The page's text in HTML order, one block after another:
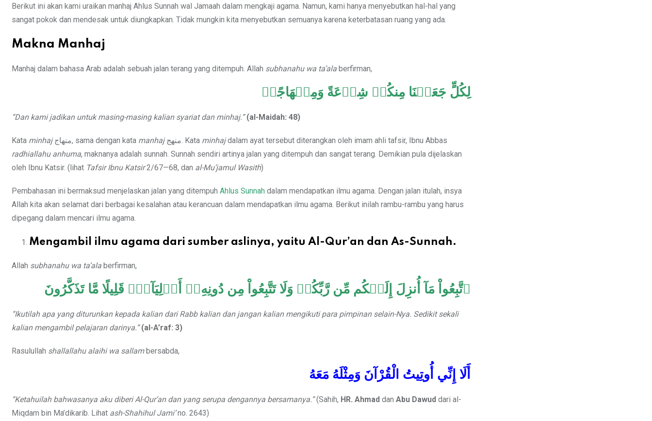
Berikut ini akan kami uraikan manhaj Ahlus Sunnah wal Jamaah dalam mengkaji agama. Namun, kami hanya menyebutkan hal-hal yang
sangat pokok dan mendesak untuk diungkapkan. Tidak mungkin kita menyebutkan semuanya karena keterbatasan ruang yang ada.
Makna Manhaj
Manhaj dalam bahasa Arab adalah sebuah jalan terang yang ditempuh. Allah subhanahu wa ta’ala berfirman,
لِكُلٍّ جَعَلۡنَا مِنكُمۡ شِرۡعَةً وَمِنۡهَاجًاۚ
“Dan kami jadikan untuk masing-masing kalian syariat dan minhaj.” (al-Maidah: 48)
Kata minhaj منهاج, sama dengan kata manhaj منهج. Kata minhajdalam ayat tersebut diterangkan oleh imam ahli tafsir, Ibnu Abbas
radhiallahu anhuma, maknanya adalah sunnah. Sunnah sendiri artinya jalan yang ditempuh dan sangat terang. Demikian pula dijelaskan
oleh Ibnu Katsir. (lihat Tafsir Ibnu Katsir2/67—68, dan al-Mu’jamul Wasith)
Pembahasan ini bermaksud menjelaskan jalan yang ditempuh Ahlus Sunnah dalam mendapatkan ilmu agama. Dengan jalan itulah, insya
Allah kita akan selamat dari berbagai kesalahan atau kerancuan dalam mendapatkan ilmu agama. Berikut inilah rambu-rambu yang harus
dipegang dalam mencari ilmu agama.
Mengambil ilmu agama dari sumber aslinya, yaitu Al-Qur’an dan As-Sunnah.
Allah subhanahu wa ta’ala berfirman,
ٱتَّبِعُواْ مَآ أُنزِلَ إِلَيۡكُم مِّن رَّبِّكُمۡ وَلَا تَتَّبِعُواْ مِن دُونِهِۦٓ أَوۡلِيَآءَۗ قَلِيلًا مَّا تَذَكَّرُونَ
“Ikutilah apa yang diturunkan kepada kalian dari Rabb kalian dan jangan kalian mengikuti para pimpinan selain-Nya. Sedikit sekali
kalian mengambil pelajaran darinya.”(al-A’raf: 3)
Rasulullah shallallahu alaihi wa sallambersabda,
أَلَا إِنِّي أُوتِيتُ الْقُرْآنَ وَمِثْلَهُ مَعَهُ
“Ketahuilah bahwasanya aku diberi Al-Qur’an dan yang serupa dengannya bersamanya.”(Sahih, HR. Ahmad dan Abu Dawud dari al-
Miqdam bin Ma’dikarib. Lihat ash-Shahihul Jami’no. 2643)